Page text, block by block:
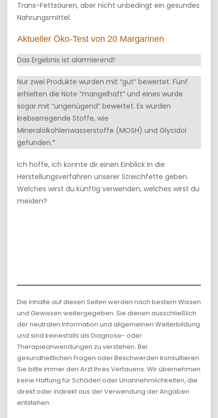
Trans-Fettsäuren, aber nicht unbedingt ein gesundes
Nahrungsmittel.
Aktueller Öko-Test von 20 Margarinen
Das Ergebnis ist alarmierend!
Nur zwei Produkte wurden mit “gut” bewertet. Fünf
erhielten die Note “mangelhaft” und eines wurde
sogar mit “ungenügend” bewertet. Es wurden
krebserregende Stoffe, wie
Mineralölkohlenwasserstoffe (MOSH) und Glycidol
gefunden.*
Ich hoffe, ich konnte dir einen Einblick in die
Herstellungsverfahren unserer Streichfette geben.
Welches wirst du künftig verwenden, welches wirst du
meiden?
Die Inhalte auf diesen Seiten werden nach bestem Wissen
und Gewissen weitergegeben. Sie dienen ausschließlich
der neutralen Information und allgemeinen Weiterbildung
und sind keinesfalls als Diagnose- oder
Therapieanwendungen zu verstehen. Bei
gesundheitlichen Fragen oder Beschwerden konsultieren
Sie bitte immer den Arzt Ihres Vertauens. Wir übernehmen
keine Haftung für Schäden oder Unannehmlichkeiten, die
direkt oder indirekt aus der Verwendung der Angaben
entstehen.